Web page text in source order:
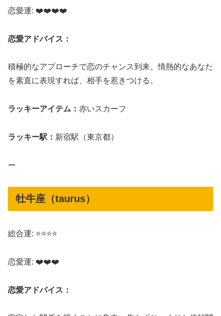
恋愛運: ❤️❤️❤️❤️
恋愛アドバイス：
積極的なアプローチで恋のチャンス到来。情熱的なあなた
を素直に表現すれば、相手を惹きつける。
ラッキーアイテム： 赤いスカーフ
ラッキー駅： 新宿駅（東京都）
ー
牡牛座（taurus）
総合運: ⭐⭐⭐⭐
恋愛運: ❤️❤️❤️
恋愛アドバイス：